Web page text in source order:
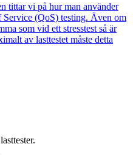
tittar vi på hur man använder
Service (QoS) testing. Även om
som vid ett stresstest så är
av lasttestet måste detta